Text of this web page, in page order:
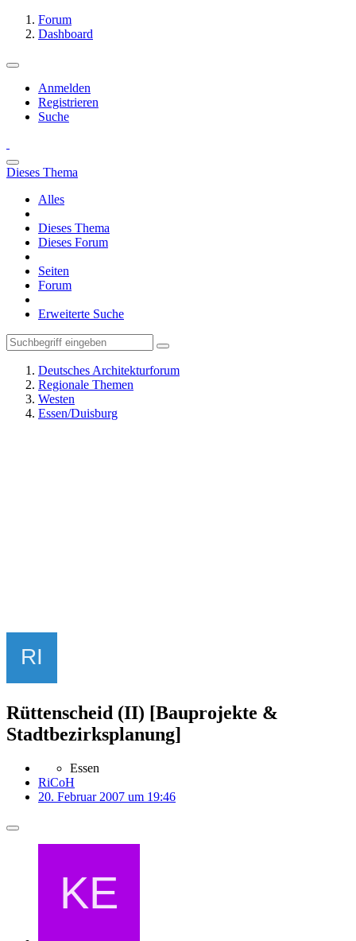
Forum
Dashboard
Anmelden
Registrieren
Suche
Dieses Thema
Alles
Dieses Thema
Dieses Forum
Seiten
Forum
Erweiterte Suche
Deutsches Architekturforum
Regionale Themen
Westen
Essen/Duisburg
Rüttenscheid (II) [Bauprojekte &
Stadtbezirksplanung]
Essen
RiCoH
20. Februar 2007 um 19:46